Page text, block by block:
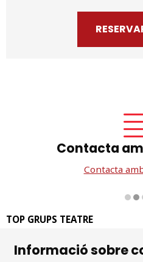
Contacta
Contacta
TOP GRUPS TEATRE
08002 Barcelona
Informació sobre